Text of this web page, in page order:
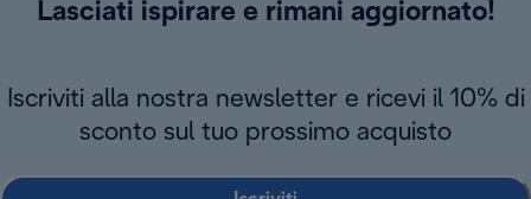
Lasciati ispirare e rimani aggiornato!
Iscriviti alla nostra newsletter e ricevi il 10% di
sconto sul tuo prossimo acquisto